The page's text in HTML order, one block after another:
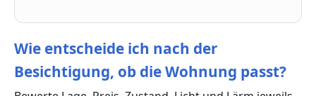
Wie entscheide ich nach der
Besichtigung, ob die Wohnung passt?